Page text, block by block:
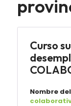
Curso
Nombre